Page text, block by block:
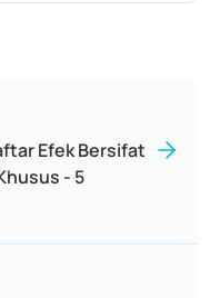
Efek Bersifat
- 5